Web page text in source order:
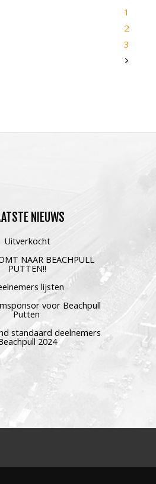
1
2
3
NIEUWS
Uitverkocht
NAAR BEACHPULL
PUTTEN!!
lijsten
voor Beachpull
Putten
standaard deelnemers
2024